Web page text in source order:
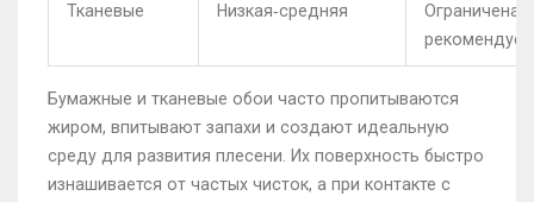
Тканевые Низкая‑средняя
Ограничена
Бумажные и тканевые обои часто пропитываются
жиром, впитывают запахи и создают идеальную
среду для развития плесени. Их поверхность быстро
изнашивается от частых чисток, а при контакте с